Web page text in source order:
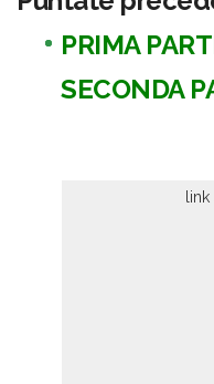
PRIMA
SECONDA